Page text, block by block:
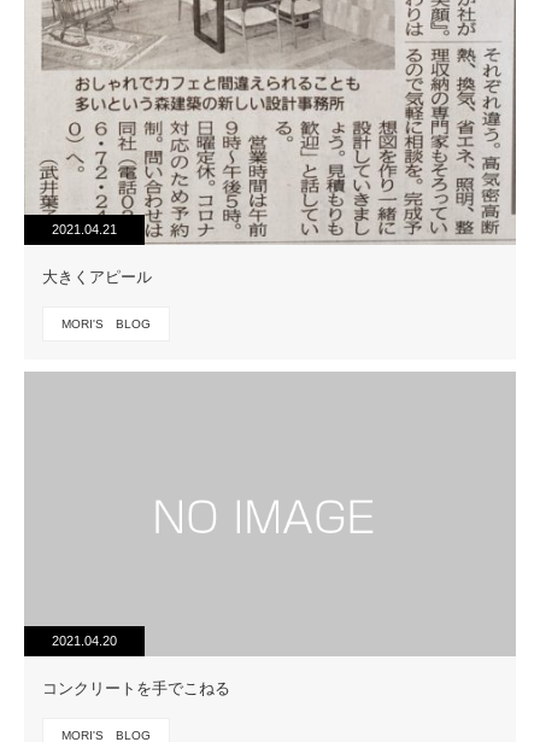
2021.04.21
大きくアピール
MORI'S BLOG
2021.04.20
コンクリートを手でこねる
MORI'S BLOG